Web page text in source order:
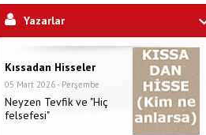
Yazarlar
Kıssadan Hisseler
05 Mart 2026 - Perşembe
Neyzen Tevfik ve "Hiç
felsefesi"